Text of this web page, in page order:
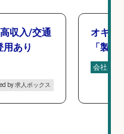
収入/交通
あり
by 求人ボックス
オキア
「製
会社名